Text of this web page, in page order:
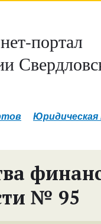
портал
Юридическая
№ 95